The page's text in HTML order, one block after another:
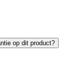
op dit product?